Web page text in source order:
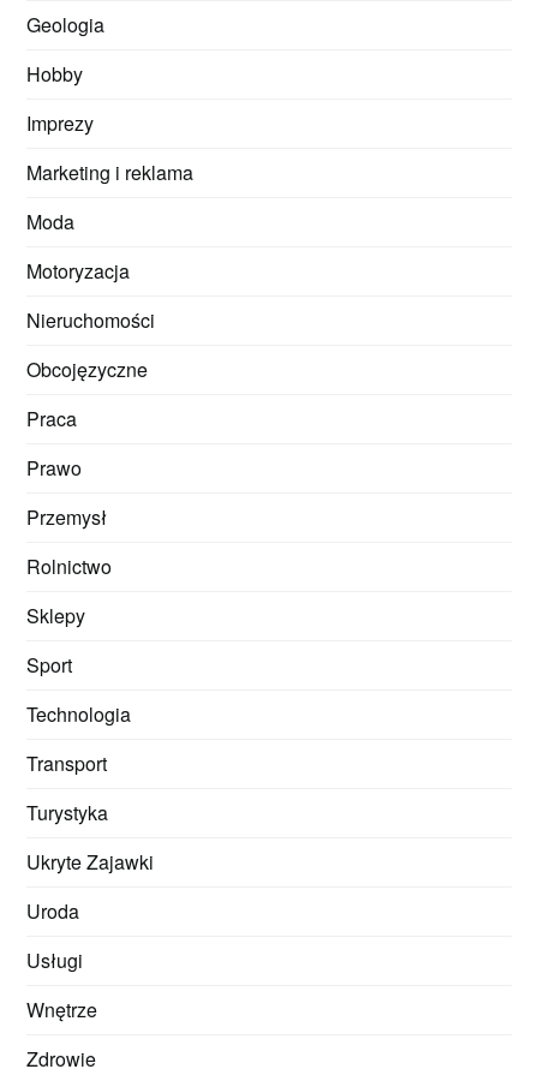
Geologia
Hobby
Imprezy
Marketing i reklama
Moda
Motoryzacja
Nieruchomości
Obcojęzyczne
Praca
Prawo
Przemysł
Rolnictwo
Sklepy
Sport
Technologia
Transport
Turystyka
Ukryte Zajawki
Uroda
Usługi
Wnętrze
Zdrowie